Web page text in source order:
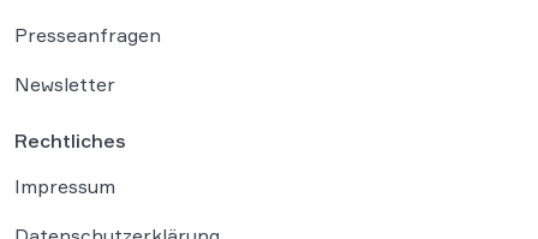
Presseanfragen
Newsletter
Rechtliches
Impressum